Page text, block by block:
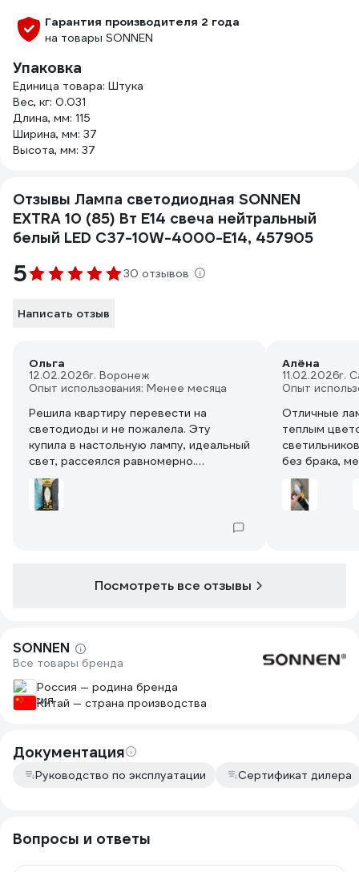
Гарантия производителя 2 года
на товары SONNEN
Упаковка
Единица товара: Штука
Вес, кг: 0.031
Длина, мм: 115
Ширина, мм: 37
Высота, мм: 37
Отзывы Лампа светодиодная SONNEN
EXTRA 10 (85) Вт Е14 свеча нейтральный
белый LED C37-10W-4000-Е14, 457905
5 30 отзывов
Написать отзыв
Ольга
12.02.2026г. Воронеж
Опыт использования: Менее месяца
Решила квартиру перевести на
светодиоды и не пожалела. Эту
купила в настольную лампу, идеальный
свет, рассеялся равномерно.
Настоящий домашний уютный
желтоватый свет. В цоколе сидит
плотно, не болтается. Я давольна.
Алёна
11.02.2026г.
Опыт
Отличные
теплым
без брака,
мерцания.
Посмотреть все отзывы
SONNEN
Все товары бренда
Россия — родина бренда
Китай — страна производства
Документация
Руководство по эксплуатации Сертификат дилера
Вопросы и ответы